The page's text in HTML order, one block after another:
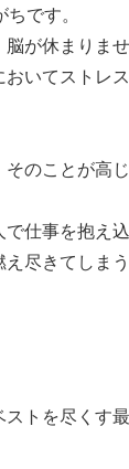
です。
が休まりませ
いてストレ
のことが高
仕事を抱え
尽きてしま
トを尽くす